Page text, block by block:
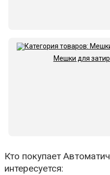
Мешки для
Кто покупает
интересуется: